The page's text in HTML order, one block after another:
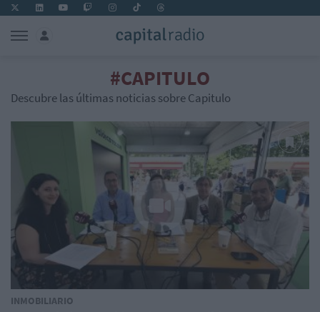
#CAPITULO
Descubre las últimas noticias sobre Capitulo
INMOBILIARIO